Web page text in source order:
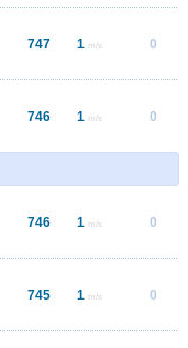
747 1 m/s 0
746 1 m/s 0
746 1 m/s 0
745 1 m/s 0